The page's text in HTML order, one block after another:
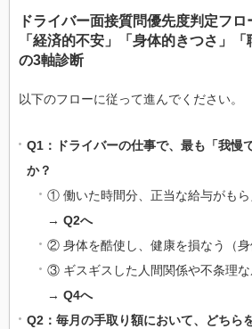
ドライバー面接質問優先度判定フロ
「経済的不安」「身体的きつさ」「
の3軸診断
以下のフローに従って進んでください。
Q1：ドライバーの仕事で、最も「我慢
か？
① 働いた時間分、正当な給与がもら
→ Q2へ
② 身体を酷使し、健康を損なう（
③ ギスギスした人間関係や不条理な
→ Q4へ
Q2：毎月の手取り額において、どちら